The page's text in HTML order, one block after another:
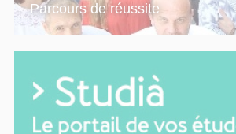
Parcours de réussite